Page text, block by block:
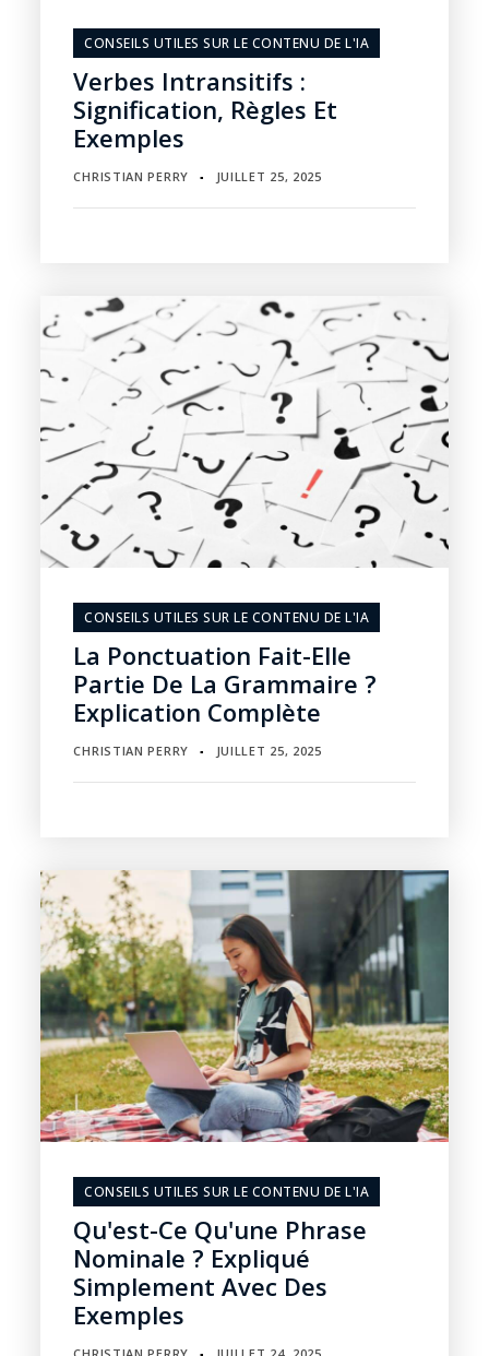
CONSEILS UTILES SUR LE CONTENU DE L'IA
Verbes Intransitifs :
Signification, Règles Et
Exemples
CHRISTIAN PERRY ▪ JUILLET 25, 2025
CONSEILS UTILES SUR LE CONTENU DE L'IA
La Ponctuation Fait-Elle
Partie De La Grammaire ?
Explication Complète
CHRISTIAN PERRY ▪ JUILLET 25, 2025
CONSEILS UTILES SUR LE CONTENU DE L'IA
Qu'est-Ce Qu'une Phrase
Nominale ? Expliqué
Simplement Avec Des
Exemples